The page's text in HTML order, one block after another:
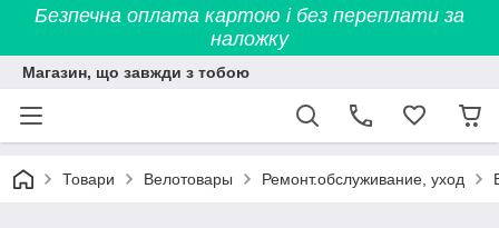
Безпечна оплата картою і без переплати за
наложку
Магазин, що завжди з тобою
Товари Велотовары Ремонт.обслуживание, уход